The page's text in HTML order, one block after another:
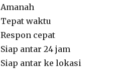
Amanah
Tepat waktu
Respon cepat
Siap antar 24 jam
Siap antar ke lokasi